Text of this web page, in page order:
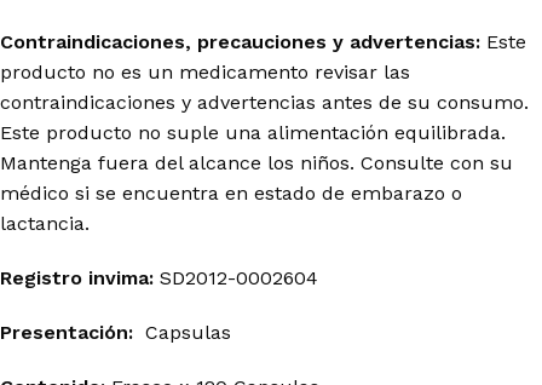
Contraindicaciones, precauciones y advertencias: Este
producto no es un medicamento revisar las
contraindicaciones y advertencias antes de su consumo.
Este producto no suple una alimentación equilibrada.
Mantenga fuera del alcance los niños. Consulte con su
médico si se encuentra en estado de embarazo o
lactancia.
Registro invima: SD2012-0002604
Presentación: Capsulas